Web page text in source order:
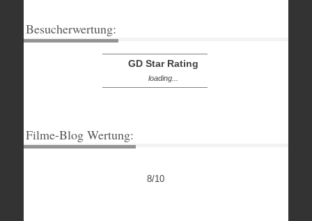
Besucherwertung:
GD Star Rating
loading...
Filme-Blog Wertung:
8/10